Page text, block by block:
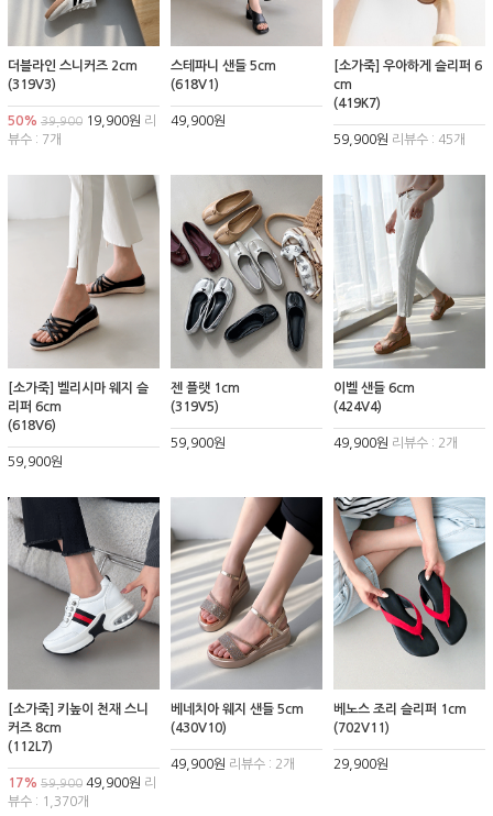
더블라인 스니커즈 2cm
(319V3)
50% 39,900 19,900원 리
뷰수 : 7개
스테파니 샌들 5cm
(618V1)
49,900원
[소가죽] 우아하게 슬리퍼 6
cm
(419K7)
59,900원 리뷰수 : 45개
[소가죽] 벨리시마 웨지 슬
리퍼 6cm
(618V6)
59,900원
젠 플랫 1cm
(319V5)
59,900원
이벨 샌들 6cm
(424V4)
49,900원 리뷰수 : 2개
[소가죽] 키높이 천재 스니
커즈 8cm
(112L7)
17% 59,900 49,900원 리
뷰수 : 1,370개
베네치아 웨지 샌들 5cm
(430V10)
49,900원 리뷰수 : 2개
베노스 조리 슬리퍼 1cm
(702V11)
29,900원